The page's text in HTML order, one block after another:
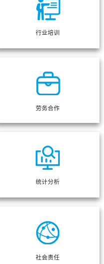
行业培训
劳务合作
统计分析
社会责任